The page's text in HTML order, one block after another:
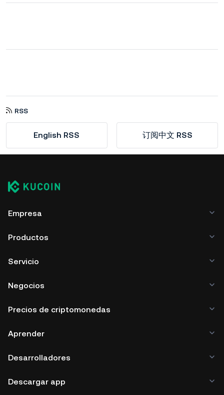
RSS
English RSS 订阅中文 RSS
Empresa
Productos
Servicio
Negocios
Precios de criptomonedas
Aprender
Desarrolladores
Descargar app